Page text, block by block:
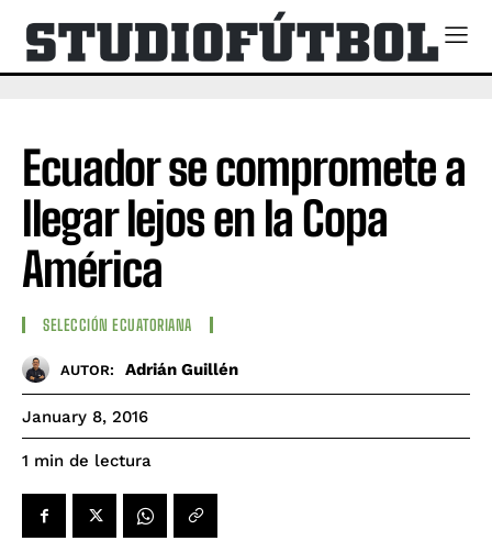
Ecuador se compromete a
llegar lejos en la Copa
América
SELECCIÓN ECUATORIANA
AUTOR: Adrián Guillén
January 8, 2016
1 min de lectura